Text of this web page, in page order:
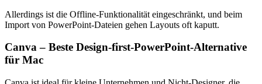
Allerdings ist die Offline-Funktionalität eingeschränkt, und beim
Import von PowerPoint-Dateien gehen Layouts oft kaputt.
Canva – Beste Design-first-PowerPoint-Alternative
für Mac